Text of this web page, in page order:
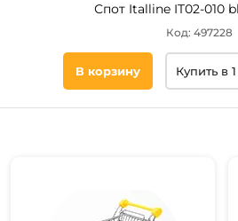
Спот Italline IT02-010
Код: 497228
В корзину Купить в